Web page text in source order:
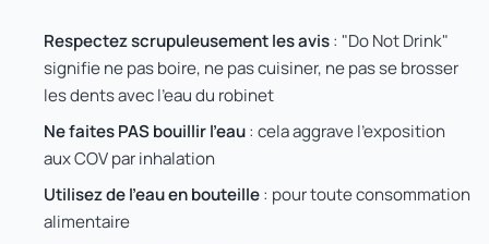
Respectez scrupuleusement les avis: "Do Not Drink"
signifie ne pas boire, ne pas cuisiner, ne pas se brosser
les dents avec l'eau du robinet
Ne faites PAS bouillir l'eau: cela aggrave l'exposition
aux COV par inhalation
Utilisez de l'eau en bouteille: pour toute consommation
alimentaire